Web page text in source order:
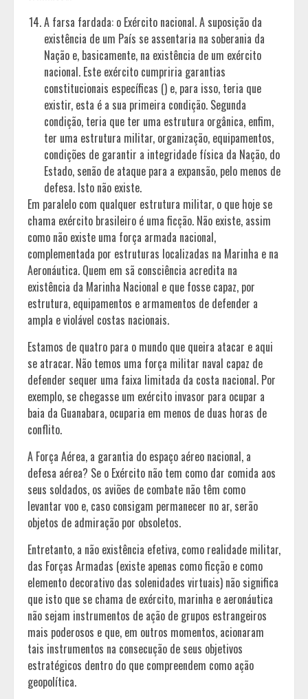
A farsa fardada: o Exército nacional. A suposição da
existência de um País se assentaria na soberania da
Nação e, basicamente, na existência de um exército
nacional. Este exército cumpriria garantias
constitucionais específicas () e, para isso, teria que
existir, esta é a sua primeira condição. Segunda
condição, teria que ter uma estrutura orgânica, enfim,
ter uma estrutura militar, organização, equipamentos,
condições de garantir a integridade física da Nação, do
Estado, senão de ataque para a expansão, pelo menos de
defesa. Isto não existe.
Em paralelo com qualquer estrutura militar, o que hoje se
chama exército brasileiro é uma ficção. Não existe, assim
como não existe uma força armada nacional,
complementada por estruturas localizadas na Marinha e na
Aeronáutica. Quem em sã consciência acredita na
existência da Marinha Nacional e que fosse capaz, por
estrutura, equipamentos e armamentos de defender a
ampla e violável costas nacionais.
Estamos de quatro para o mundo que queira atacar e aqui
se atracar. Não temos uma força militar naval capaz de
defender sequer uma faixa limitada da costa nacional. Por
exemplo, se chegasse um exército invasor para ocupar a
baia da Guanabara, ocuparia em menos de duas horas de
conflito.
A Força Aérea, a garantia do espaço aéreo nacional, a
defesa aérea? Se o Exército não tem como dar comida aos
seus soldados, os aviões de combate não têm como
levantar voo e, caso consigam permanecer no ar, serão
objetos de admiração por obsoletos.
Entretanto, a não existência efetiva, como realidade militar,
das Forças Armadas (existe apenas como ficção e como
elemento decorativo das solenidades virtuais) não significa
que isto que se chama de exército, marinha e aeronáutica
não sejam instrumentos de ação de grupos estrangeiros
mais poderosos e que, em outros momentos, acionaram
tais instrumentos na consecução de seus objetivos
estratégicos dentro do que compreendem como ação
geopolítica.